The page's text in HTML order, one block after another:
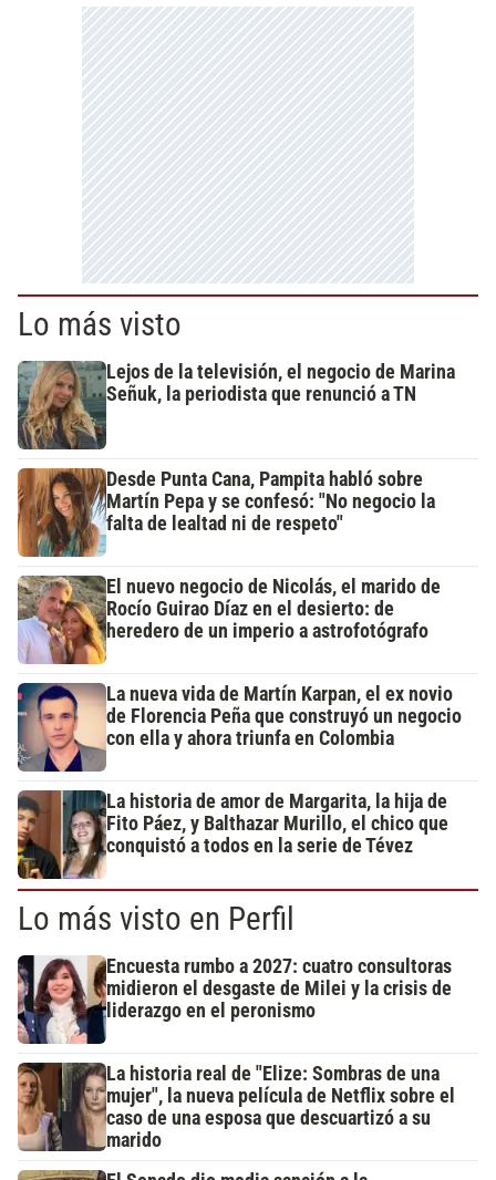
Lo más visto
Lejos de la televisión, el negocio de Marina
Señuk, la periodista que renunció a TN
Desde Punta Cana, Pampita habló sobre
Martín Pepa y se confesó: "No negocio la
falta de lealtad ni de respeto"
El nuevo negocio de Nicolás, el marido de
Rocío Guirao Díaz en el desierto: de
heredero de un imperio a astrofotógrafo
La nueva vida de Martín Karpan, el ex novio
de Florencia Peña que construyó un negocio
con ella y ahora triunfa en Colombia
La historia de amor de Margarita, la hija de
Fito Páez, y Balthazar Murillo, el chico que
conquistó a todos en la serie de Tévez
Lo más visto en Perfil
Encuesta rumbo a 2027: cuatro consultoras
midieron el desgaste de Milei y la crisis de
liderazgo en el peronismo
La historia real de "Elize: Sombras de una
mujer", la nueva película de Netflix sobre el
caso de una esposa que descuartizó a su
marido